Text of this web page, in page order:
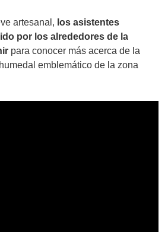
artesanal, los asistentes
por los alrededores de la
para conocer más acerca de la
emblemático de la zona